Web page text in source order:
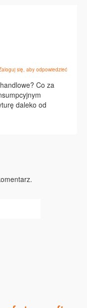
się, aby odpowiedzieć
Co za
daleko od